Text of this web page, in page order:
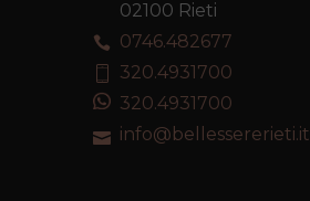
02100 Rieti
0746.482677
320.4931700
320.4931700
info@bellessererieti.it